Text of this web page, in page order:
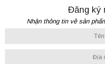
Đăng ký
Nhận thông tin về sản